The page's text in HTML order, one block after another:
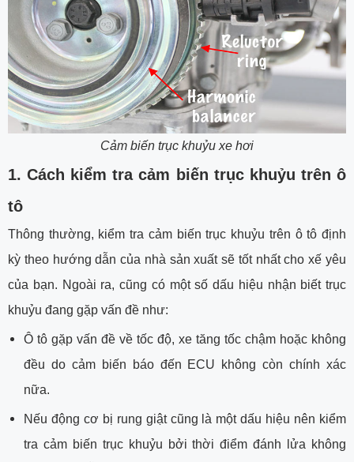
Cảm biến trục khuỷu xe hơi
1. Cách kiểm tra cảm biến trục khuỷu trên ô
tô
Thông thường, kiểm tra cảm biến trục khuỷu trên ô tô định
kỳ theo hướng dẫn của nhà sản xuất sẽ tốt nhất cho xế yêu
của bạn. Ngoài ra, cũng có một số dấu hiệu nhận biết trục
khuỷu đang gặp vấn đề như:
Ô tô gặp vấn đề về tốc độ, xe tăng tốc chậm hoặc không
đều do cảm biến báo đến ECU không còn chính xác
nữa.
Nếu động cơ bị rung giật cũng là một dấu hiệu nên kiểm
tra cảm biến trục khuỷu bởi thời điểm đánh lửa không